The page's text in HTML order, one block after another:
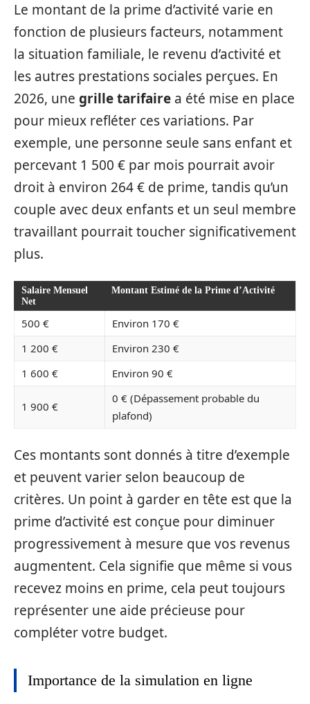
Le montant de la prime d’activité varie en
fonction de plusieurs facteurs, notamment
la situation familiale, le revenu d’activité et
les autres prestations sociales perçues. En
2026, une grille tarifaire a été mise en place
pour mieux refléter ces variations. Par
exemple, une personne seule sans enfant et
percevant 1 500 € par mois pourrait avoir
droit à environ 264 € de prime, tandis qu’un
couple avec deux enfants et un seul membre
travaillant pourrait toucher significativement
plus.
Salaire Mensuel
Net
Montant Estimé de la Prime d’Activité
500 €
Environ 170 €
1 200 €
Environ 230 €
1 600 €
Environ 90 €
1 900 €
0 € (Dépassement probable du
plafond)
Ces montants sont donnés à titre d’exemple
et peuvent varier selon beaucoup de
critères. Un point à garder en tête est que la
prime d’activité est conçue pour diminuer
progressivement à mesure que vos revenus
augmentent. Cela signifie que même si vous
recevez moins en prime, cela peut toujours
représenter une aide précieuse pour
compléter votre budget.
Importance de la simulation en ligne